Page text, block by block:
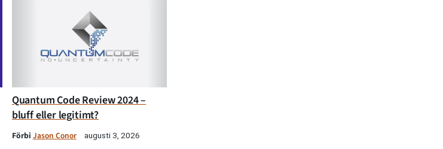
Quantum Code Review 2024 –
bluff eller legitimt?
Förbi Jason Conor augusti 3, 2026